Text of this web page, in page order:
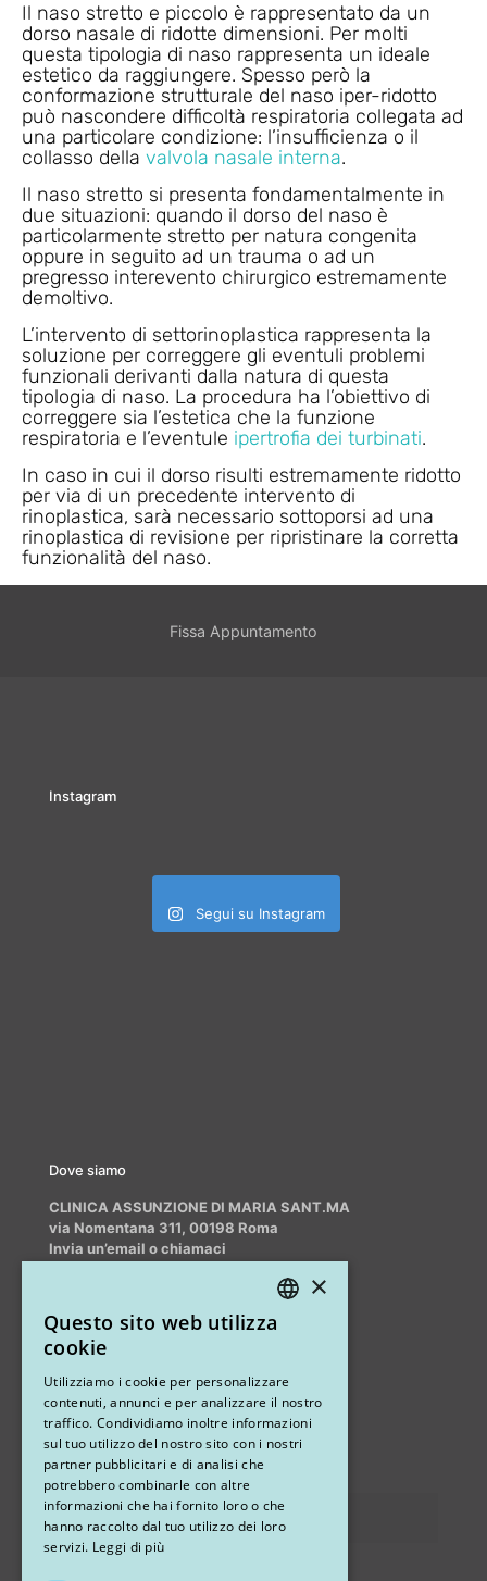
Il naso stretto e piccolo è rappresentato da un
dorso nasale di ridotte dimensioni. Per molti
questa tipologia di naso rappresenta un ideale
estetico da raggiungere. Spesso però la
conformazione strutturale del naso iper-ridotto
può nascondere difficoltà respiratoria collegata ad
una particolare condizione: l’insufficienza o il
collasso della valvola nasale interna.
Il naso stretto si presenta fondamentalmente in
due situazioni: quando il dorso del naso è
particolarmente stretto per natura congenita
oppure in seguito ad un trauma o ad un
pregresso interevento chirurgico estremamente
demoltivo.
L’intervento di settorinoplastica rappresenta la
soluzione per correggere gli eventuli problemi
funzionali derivanti dalla natura di questa
tipologia di naso. La procedura ha l’obiettivo di
correggere sia l’estetica che la funzione
respiratoria e l’eventule ipertrofia dei turbinati.
In caso in cui il dorso risulti estremamente ridotto
per via di un precedente intervento di
rinoplastica, sarà necessario sottoporsi ad una
rinoplastica di revisione per ripristinare la corretta
funzionalità del naso.
Fissa Appuntamento
Instagram
Segui su Instagram
Dove siamo
CLINICA ASSUNZIONE DI MARIA SANT.MA
via Nomentana 311, 00198 Roma
Invia un’email o chiamaci
Altri studi
STUDIO MARIANETTI MED
via Sandro Pertini 26, 67051 Avezzano (AQ)
×
Questo sito web utilizza
cookie
Utilizziamo i cookie per personalizzare
contenuti, annunci e per analizzare il nostro
traffico. Condividiamo inoltre informazioni
sul tuo utilizzo del nostro sito con i nostri
partner pubblicitari e di analisi che
potrebbero combinarle con altre
informazioni che hai fornito loro o che
hanno raccolto dal tuo utilizzo dei loro
servizi. Leggi di più